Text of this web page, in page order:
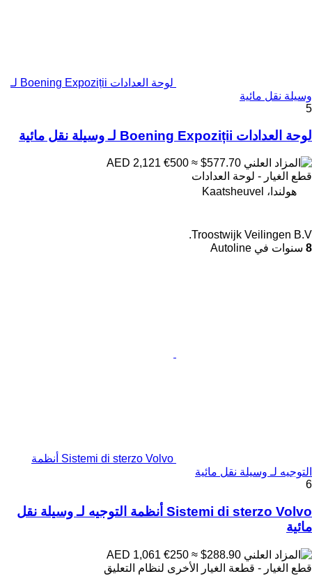
لوحة العدادات Boening Expoziții لـ
وسيلة نقل مائية
5
لوحة العدادات Boening Expoziții لـ وسيلة نقل مائية
€500 ≈ $577.70
قطع الغيار - لوحة العدادات
هولندا، Kaatsheuvel
Troostwijk Veilingen B.V.
8 سنوات في Autoline
Sistemi di sterzo Volvo أنظمة
التوجيه لـ وسيلة نقل مائية
6
Sistemi di sterzo Volvo أنظمة التوجيه لـ وسيلة نقل
مائية
€250 ≈ $288.90
قطع الغيار - قطعة الغيار الأخرى لنظام التعليق